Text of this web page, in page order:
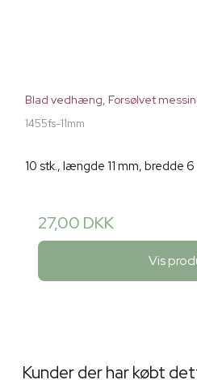
Blad vedhæng, Forsølvet
1455fs-11mm
10 stk., længde 11 mm, bredde
27,00 DKK
Vis
Kunder der har købt